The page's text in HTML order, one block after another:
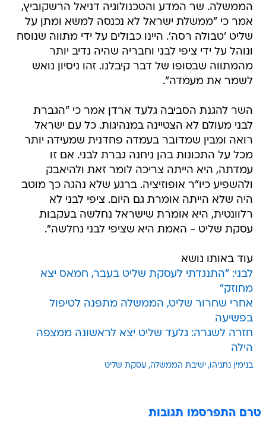
הממשלה. שר המדע והטכנולוגיה דניאל הרשקוביץ,
אמר כי "ממשלת ישראל לא נכנסה למשא ומתן על
שליט 'טבולה רסה'. היינו כבולים על ידי מתווה שנוסח
ונוהל על ידי ציפי לבני וחבריה שהיה נדיב יותר
מהמתווה שבסופו של דבר קיבלנו. זהו ניסיון נואש
לשמר את מעמדה".
השר להגנת הסביבה גלעד ארדן אמר כי "הגברת
לבני מעולם לא הצטיינה במנהיגות. כל עם ישראל
רואה ומבין שמדובר בעמדה פחדנית שמעידה יותר
מכל על התכונות בהן ניחנה גברת לבני. אם זו
עמדתה, היא הייתה צריכה לומר זאת ולהיאבק
ולהשפיע כיו"ר אופוזיציה. ברגע שלא נהגה כך מוטב
היה שלא הייתה אומרת גם היום. ציפי לבני לא
רלוונטית, היא אומרת שישראל נחלשה בעקבות
עסקת שליט - האמת היא שציפי לבני נחלשה".
עוד באותו נושא
לבני: "התנגדתי לעסקת שליט בעבר, חמאס יצא
מחוזק"
אחרי שחרור שליט, הממשלה מתפנה לטיפול
בפשיעה
חזרה לשגרה: גלעד שליט יצא לראשונה ממצפה
הילה
בנימין נתניהו ישיבת הממשלה עסקת שליט
טרם התפרסמו תגובות